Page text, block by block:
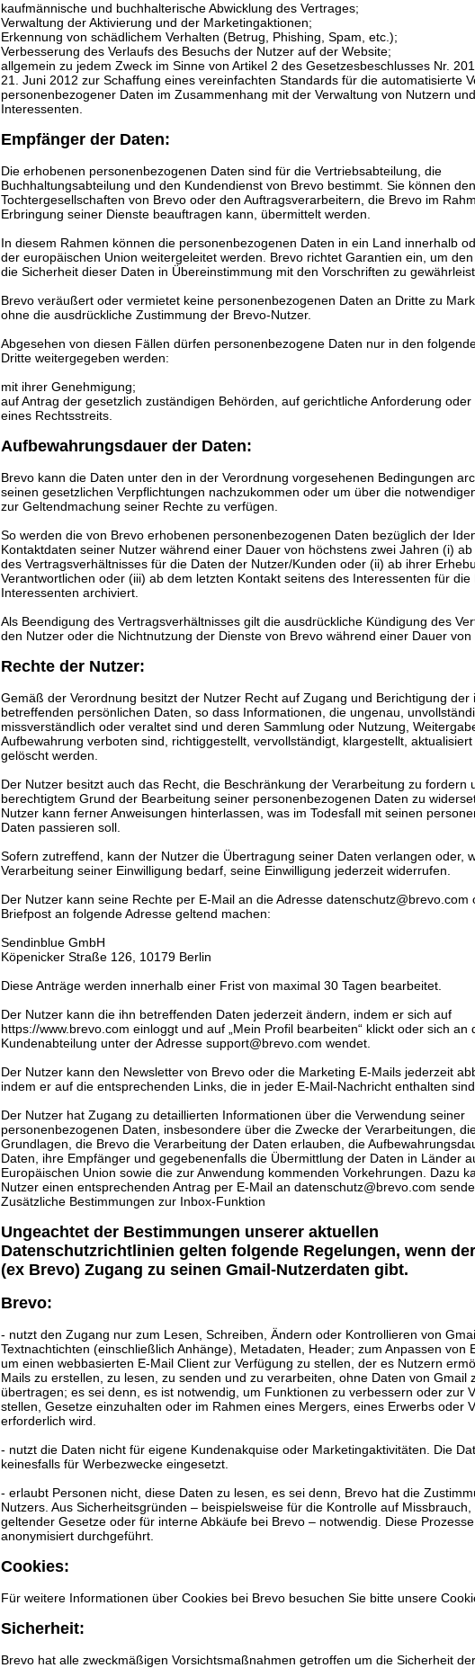
kaufmännische und buchhalterische Abwicklung des Vertrages;
Verwaltung der Aktivierung und der Marketingaktionen;
Erkennung von schädlichem Verhalten (Betrug, Phishing, Spam, etc.);
Verbesserung des Verlaufs des Besuchs der Nutzer auf der Website;
allgemein zu jedem Zweck im Sinne von Artikel 2 des Gesetzesbeschlusses Nr.
21. Juni 2012 zur Schaffung eines vereinfachten Standards für die automatisierte
personenbezogener Daten im Zusammenhang mit der Verwaltung von Nutzern und
Interessenten.
Empfänger der Daten:
Die erhobenen personenbezogenen Daten sind für die Vertriebsabteilung, die
Buchhaltungsabteilung und den Kundendienst von Brevo bestimmt. Sie können den
Tochtergesellschaften von Brevo oder den Auftragsverarbeitern, die Brevo im
Erbringung seiner Dienste beauftragen kann, übermittelt werden.
In diesem Rahmen können die personenbezogenen Daten in ein Land innerhalb
der europäischen Union weitergeleitet werden. Brevo richtet Garantien ein, um
die Sicherheit dieser Daten in Übereinstimmung mit den Vorschriften zu
Brevo veräußert oder vermietet keine personenbezogenen Daten an Dritte zu
ohne die ausdrückliche Zustimmung der Brevo-Nutzer.
Abgesehen von diesen Fällen dürfen personenbezogene Daten nur in den
Dritte weitergegeben werden:
mit ihrer Genehmigung;
auf Antrag der gesetzlich zuständigen Behörden, auf gerichtliche Anforderung oder
eines Rechtsstreits.
Aufbewahrungsdauer der Daten:
Brevo kann die Daten unter den in der Verordnung vorgesehenen Bedingungen
seinen gesetzlichen Verpflichtungen nachzukommen oder um über die
zur Geltendmachung seiner Rechte zu verfügen.
So werden die von Brevo erhobenen personenbezogenen Daten bezüglich der
Kontaktdaten seiner Nutzer während einer Dauer von höchstens zwei Jahren (i)
des Vertragsverhältnisses für die Daten der Nutzer/Kunden oder (ii) ab ihrer
Verantwortlichen oder (iii) ab dem letzten Kontakt seitens des Interessenten für die
Interessenten archiviert.
Als Beendigung des Vertragsverhältnisses gilt die ausdrückliche Kündigung des
den Nutzer oder die Nichtnutzung der Dienste von Brevo während einer Dauer von
Rechte der Nutzer:
Gemäß der Verordnung besitzt der Nutzer Recht auf Zugang und Berichtigung der
betreffenden persönlichen Daten, so dass Informationen, die ungenau,
missverständlich oder veraltet sind und deren Sammlung oder Nutzung,
Aufbewahrung verboten sind, richtiggestellt, vervollständigt, klargestellt,
gelöscht werden.
Der Nutzer besitzt auch das Recht, die Beschränkung der Verarbeitung zu fordern
berechtigtem Grund der Bearbeitung seiner personenbezogenen Daten zu
Nutzer kann ferner Anweisungen hinterlassen, was im Todesfall mit seinen
Daten passieren soll.
Sofern zutreffend, kann der Nutzer die Übertragung seiner Daten verlangen oder,
Verarbeitung seiner Einwilligung bedarf, seine Einwilligung jederzeit widerrufen.
Der Nutzer kann seine Rechte per E-Mail an die Adresse datenschutz@brevo.com
Briefpost an folgende Adresse geltend machen:
Sendinblue GmbH
Köpenicker Straße 126, 10179 Berlin
Diese Anträge werden innerhalb einer Frist von maximal 30 Tagen bearbeitet.
Der Nutzer kann die ihn betreffenden Daten jederzeit ändern, indem er sich auf
https://www.brevo.com einloggt und auf „Mein Profil bearbeiten“ klickt oder sich an
Kundenabteilung unter der Adresse support@brevo.com wendet.
Der Nutzer kann den Newsletter von Brevo oder die Marketing E-Mails jederzeit
indem er auf die entsprechenden Links, die in jeder E-Mail-Nachricht enthalten
Der Nutzer hat Zugang zu detaillierten Informationen über die Verwendung seiner
personenbezogenen Daten, insbesondere über die Zwecke der Verarbeitungen,
Grundlagen, die Brevo die Verarbeitung der Daten erlauben, die
Daten, ihre Empfänger und gegebenenfalls die Übermittlung der Daten in Länder
Europäischen Union sowie die zur Anwendung kommenden Vorkehrungen. Dazu
Nutzer einen entsprechenden Antrag per E-Mail an datenschutz@brevo.com
Zusätzliche Bestimmungen zur Inbox-Funktion
Ungeachtet der Bestimmungen unserer aktuellen
Datenschutzrichtlinien gelten folgende Regelungen, wenn
(ex Brevo) Zugang zu seinen Gmail-Nutzerdaten gibt.
Brevo:
- nutzt den Zugang nur zum Lesen, Schreiben, Ändern oder Kontrollieren von
Textnachtichten (einschließlich Anhänge), Metadaten, Header; zum Anpassen von
um einen webbasierten E-Mail Client zur Verfügung zu stellen, der es Nutzern
Mails zu erstellen, zu lesen, zu senden und zu verarbeiten, ohne Daten von Gmail
übertragen; es sei denn, es ist notwendig, um Funktionen zu verbessern oder zur
stellen, Gesetze einzuhalten oder im Rahmen eines Mergers, eines Erwerbs oder
erforderlich wird.
- nutzt die Daten nicht für eigene Kundenakquise oder Marketingaktivitäten. Die
keinesfalls für Werbezwecke eingesetzt.
- erlaubt Personen nicht, diese Daten zu lesen, es sei denn, Brevo hat die
Nutzers. Aus Sicherheitsgründen – beispielsweise für die Kontrolle auf Missbrauch,
geltender Gesetze oder für interne Abkäufe bei Brevo – notwendig. Diese
anonymisiert durchgeführt.
Cookies:
Für weitere Informationen über Cookies bei Brevo besuchen Sie bitte unsere
Sicherheit:
Brevo hat alle zweckmäßigen Vorsichtsmaßnahmen getroffen um die Sicherheit der